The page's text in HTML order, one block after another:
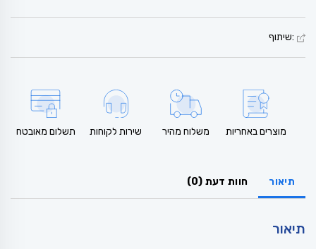
:שיתוף
מוצרים באחריות משלוח מהיר שירות לקוחות תשלום מאובטח
תיאור חוות דעת (0)
תיאור